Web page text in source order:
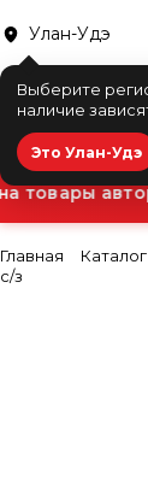
Улан-Удэ
Выберите
наличие
Это Улан-Удэ
Главная Каталог
с/з